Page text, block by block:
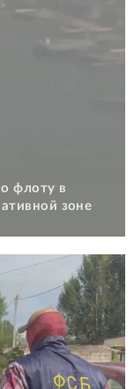
флоту в
зоне